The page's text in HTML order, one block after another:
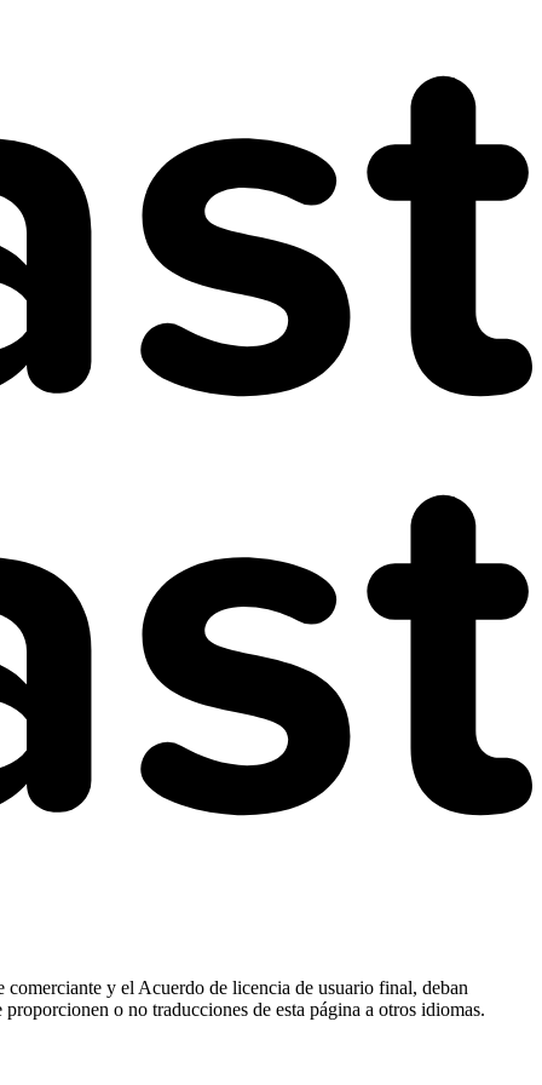
y el Acuerdo de licencia de usuario final, deban
o no traducciones de esta página a otros idiomas.